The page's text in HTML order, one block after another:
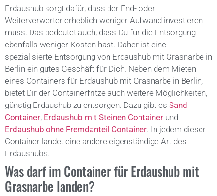
Erdaushub sorgt dafür, dass der End- oder
Weiterverwerter erheblich weniger Aufwand investieren
muss. Das bedeutet auch, dass Du für die Entsorgung
ebenfalls weniger Kosten hast. Daher ist eine
spezialisierte Entsorgung von Erdaushub mit Grasnarbe in
Berlin ein gutes Geschäft für Dich. Neben dem Mieten
eines Containers für Erdaushub mit Grasnarbe in Berlin,
bietet Dir der Containerfritze auch weitere Möglichkeiten,
günstig Erdaushub zu entsorgen. Dazu gibt es Sand
Container, Erdaushub mit Steinen Container und
Erdaushub ohne Fremdanteil Container. In jedem dieser
Container landet eine andere eigenständige Art des
Erdaushubs.
Was darf im Container für Erdaushub mit
Grasnarbe landen?